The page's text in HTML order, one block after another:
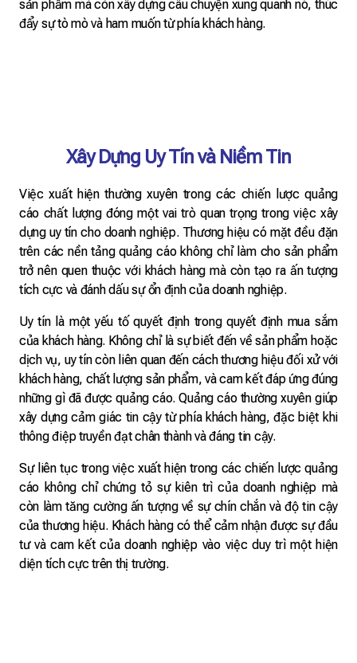
sản phẩm mà còn xây dựng câu chuyện xung quanh nó, thúc
đẩy sự tò mò và ham muốn từ phía khách hàng.
Xây Dựng Uy Tín và Niềm Tin
Việc xuất hiện thường xuyên trong các chiến lược quảng
cáo chất lượng đóng một vai trò quan trọng trong việc xây
dựng uy tín cho doanh nghiệp. Thương hiệu có mặt đều đặn
trên các nền tảng quảng cáo không chỉ làm cho sản phẩm
trở nên quen thuộc với khách hàng mà còn tạo ra ấn tượng
tích cực và đánh dấu sự ổn định của doanh nghiệp.
Uy tín là một yếu tố quyết định trong quyết định mua sắm
của khách hàng. Không chỉ là sự biết đến về sản phẩm hoặc
dịch vụ, uy tín còn liên quan đến cách thương hiệu đối xử với
khách hàng, chất lượng sản phẩm, và cam kết đáp ứng đúng
những gì đã được quảng cáo. Quảng cáo thường xuyên giúp
xây dựng cảm giác tin cậy từ phía khách hàng, đặc biệt khi
thông điệp truyền đạt chân thành và đáng tin cậy.
Sự liên tục trong việc xuất hiện trong các chiến lược quảng
cáo không chỉ chứng tỏ sự kiên trì của doanh nghiệp mà
còn làm tăng cường ấn tượng về sự chín chắn và độ tin cậy
của thương hiệu. Khách hàng có thể cảm nhận được sự đầu
tư và cam kết của doanh nghiệp vào việc duy trì một hiện
diện tích cực trên thị trường.